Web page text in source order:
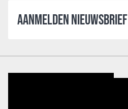
AANMELDEN NIEUWSBRIEF